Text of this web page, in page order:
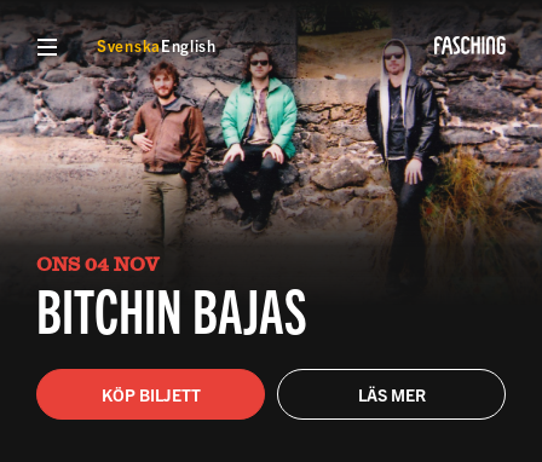
VISA MENY
SvenskaEnglish
ONS 04 NOV
BITCHIN BAJAS
KÖP BILJETT LÄS MER